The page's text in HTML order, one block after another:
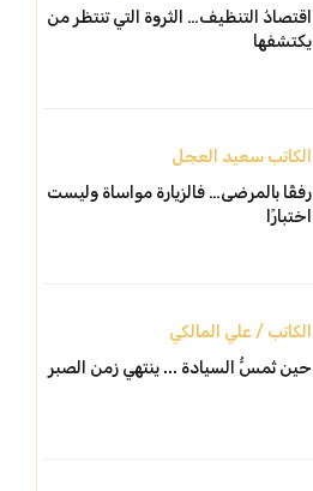
اقتصادُ التنظيف… الثروة التي تنتظر من
يكتشفها
الكاتب سعيد العجل
رفقًا بالمرضى… فالزيارة مواساة وليست
اختبارًا
الكاتب / علي المالكي
حين تُمسُّ السيادة ... ينتهي زمن الصبر